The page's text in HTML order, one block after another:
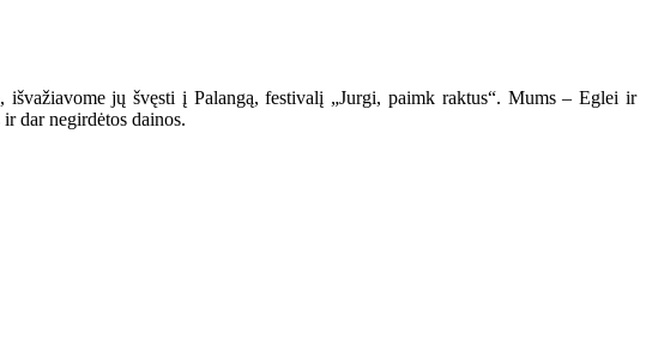
jų švęsti į Palangą, festivalį „Jurgi, paimk raktus“. Mums – Eglei ir
dar negirdėtos dainos.